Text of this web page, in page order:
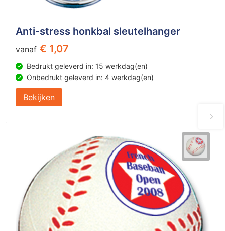
Anti-stress honkbal sleutelhanger
vanaf € 1,07
Bedrukt geleverd in: 15 werkdag(en)
Onbedrukt geleverd in: 4 werkdag(en)
Bekijken